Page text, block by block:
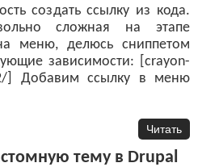
создать ссылку из кода.
сложная на этапе
меню, делюсь сниппетом
зависимости: [crayon-
] Добавим ссылку в меню
Читать
тему в Drupal